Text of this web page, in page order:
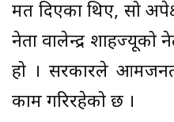
मत दिएका थिए, सो
नेता वालेन्द्र शाहज्यूको
हो । सरकारले
काम गरिरहेको छ ।